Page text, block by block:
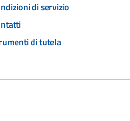
di servizio
di tutela